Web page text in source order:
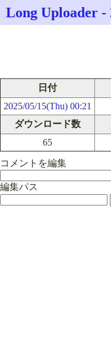
Long Uploader
日付
2025/05/15(Thu) 00:21
ダウンロード数
65
コメントを編集
編集パス